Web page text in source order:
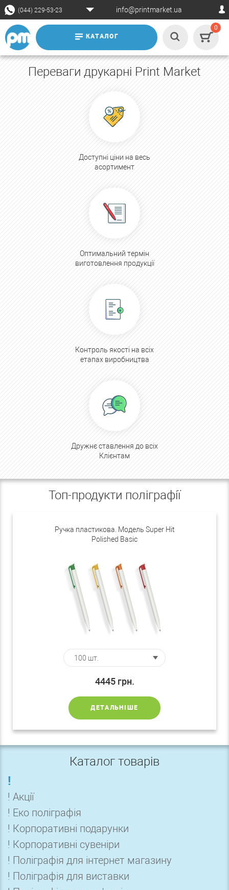
(044) 229-53-23 info@printmarket.ua
КАТАЛОГ
0
Переваги друкарні Print Market
Доступні ціни на весь
асортимент
Оптимальний термін
виготовлення продукції
Контроль якості на всіх
етапах виробництва
Дружнє ставлення до всіх
Клієнтам
Топ-продукти поліграфії
Ручка пластикова. Модель Super Hit
Polished Basic
4445 грн.
ДЕТАЛЬНІШЕ
Каталог товарів
!
! Акції
! Еко поліграфія
! Корпоративні подарунки
! Корпоративні сувеніри
! Поліграфія для інтернет магазину
! Поліграфія для виставки